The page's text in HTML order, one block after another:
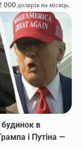
доларів на місяць.
в
і Путіна —